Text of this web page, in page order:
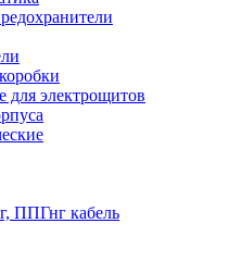
электрощитов
ППГнг кабель